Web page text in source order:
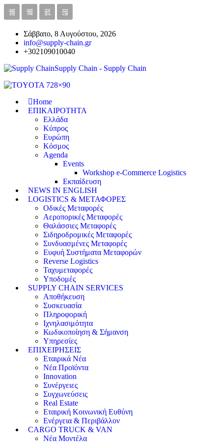
Σάββατο, 8 Αυγούστου, 2026
info@supply-chain.gr
+302109010040
Supply Chain - Supply Chain
Home
ΕΠΙΚΑΙΡΟΤΗΤΑ
Ελλάδα
Κύπρος
Ευρώπη
Κόσμος
Agenda
Events
Workshop e-Commerce Logistics
Εκπαίδευση
NEWS IN ENGLISH
LOGISTICS & ΜΕΤΑΦΟΡΕΣ
Οδικές Μεταφορές
Αεροπορικές Μεταφορές
Θαλάσσιες Μεταφορές
Σιδηροδρομικές Μεταφορές
Συνδυασμένες Μεταφορές
Ευφυή Συστήματα Μεταφορών
Reverse Logistics
Ταχυμεταφορές
Υποδομές
SUPPLY CHAIN SERVICES
Αποθήκευση
Συσκευασία
Πληροφορική
Ιχνηλασιμότητα
Κωδικοποίηση & Σήμανση
Υπηρεσίες
ΕΠΙΧΕΙΡΗΣΕΙΣ
Εταιρικά Νέα
Νέα Προϊόντα
Innovation
Συνέργειες
Συγχωνεύσεις
Real Estate
Εταιρική Κοινωνική Ευθύνη
Ενέργεια & Περιβάλλον
CARGO TRUCK & VAN
Νέα Μοντέλα